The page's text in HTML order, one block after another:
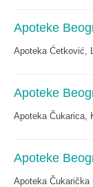
Apoteke
Apoteka Ćetković,
Apoteke
Apoteka Čukarica,
Apoteke
Apoteka Čukarička